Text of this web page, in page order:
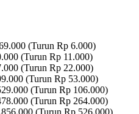
(Turun Rp 6.000)
(Turun Rp 11.000)
(Turun Rp 22.000)
(Turun Rp 53.000)
(Turun Rp 106.000)
(Turun Rp 264.000)